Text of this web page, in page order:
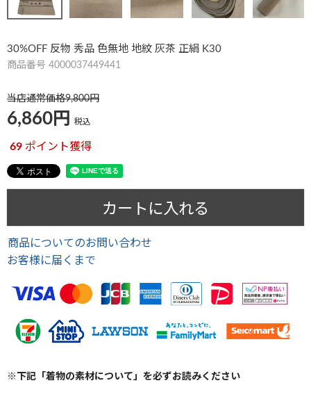
30%OFF 反物 秀品 色無地 地紋 灰茶 正絹 K30
商品番号 4000037449441
当店通常価格9,800
6,860 税込
69 ポイント獲得
カートに入れる
商品についてのお問い合わせ
お客様に届くまで
※下記「着物の素材について」を必ずお読みください